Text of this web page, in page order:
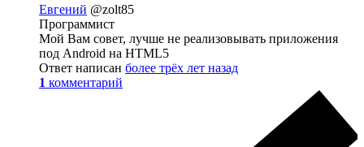
Евгений @zolt85
Программист
Мой Вам совет, лучше не реализовывать приложения
под Android на HTML5
Ответ написан более трёх лет назад
1 комментарий